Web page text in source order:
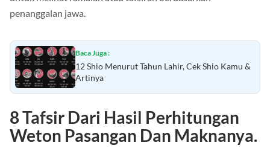
penanggalan jawa.
Baca Juga :
12 Shio Menurut Tahun Lahir, Cek Shio Kamu &
Artinya
8 Tafsir Dari Hasil Perhitungan
Weton Pasangan Dan Maknanya.